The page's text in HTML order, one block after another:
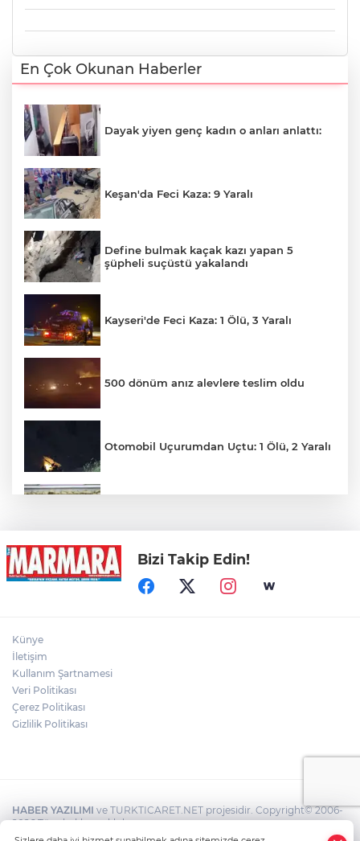
En Çok Okunan Haberler
Dayak yiyen genç kadın o anları anlattı:
Keşan'da Feci Kaza: 9 Yaralı
Define bulmak kaçak kazı yapan 5
şüpheli suçüstü yakalandı
Kayseri'de Feci Kaza: 1 Ölü, 3 Yaralı
500 dönüm anız alevlere teslim oldu
Otomobil Uçurumdan Uçtu: 1 Ölü, 2 Yaralı
Motosiklet Kazası Can Aldı
Bizi Takip Edin!
Künye
İletişim
Kullanım Şartnamesi
Veri Politikası
Çerez Politikası
Gizlilik Politikası
HABER YAZILIMI ve TURKTICARET.NET projesidir. Copyright© 2006-
2026 Tüm hakları saklıdır.